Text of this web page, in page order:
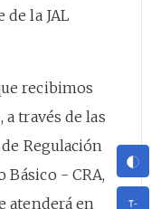
de la JAL
recibimos
través de las
Regulación
Básico - CRA,
atenderá en